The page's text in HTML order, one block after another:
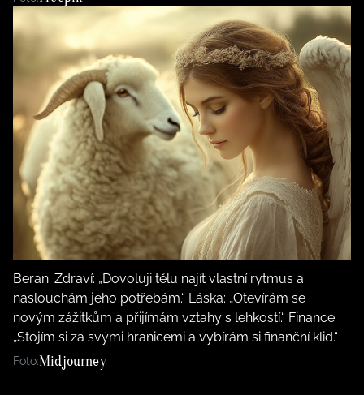
Beran: Zdraví: „Dovoluji tělu najít vlastní rytmus a
naslouchám jeho potřebám.“ Láska: „Otevírám se
novým zážitkům a přijímám vztahy s lehkostí.“ Finance:
„Stojím si za svými hranicemi a vybírám si finanční klid.“
Foto:Midjourney